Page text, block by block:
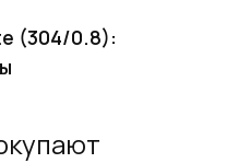
(304/0.8):